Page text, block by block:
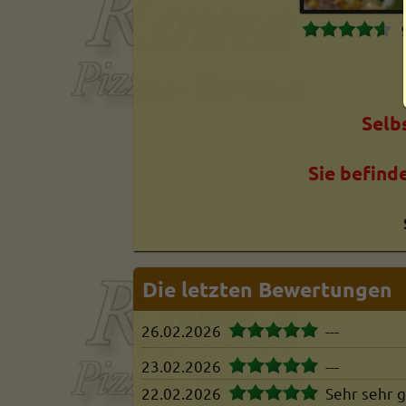
Sie
Die letzten Bewertungen
26.02.2026
---
23.02.2026
---
22.02.2026
Sehr sehr